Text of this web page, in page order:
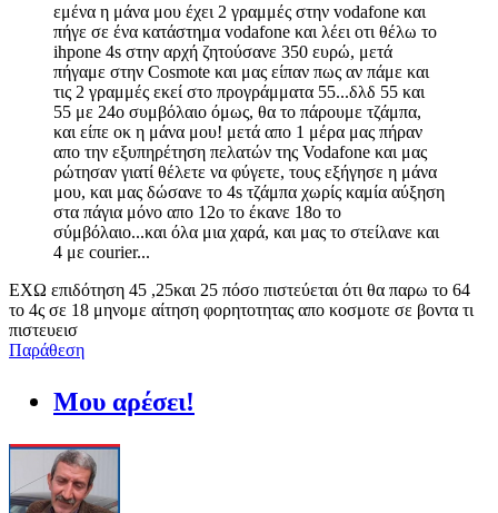
εμένα η μάνα μου έχει 2 γραμμές στην vodafone και
πήγε σε ένα κατάστημα vodafone και λέει οτι θέλω το
ihpone 4s στην αρχή ζητούσανε 350 ευρώ, μετά
πήγαμε στην Cosmote και μας είπαν πως αν πάμε και
τις 2 γραμμές εκεί στο προγράμματα 55...δλδ 55 και
55 με 24ο συμβόλαιο όμως, θα το πάρουμε τζάμπα,
και είπε οκ η μάνα μου! μετά απο 1 μέρα μας πήραν
απο την εξυπηρέτηση πελατών της Vodafone και μας
ρώτησαν γιατί θέλετε να φύγετε, τους εξήγησε η μάνα
μου, και μας δώσανε το 4s τζάμπα χωρίς καμία αύξηση
στα πάγια μόνο απο 12ο το έκανε 18ο το
σύμβόλαιο...και όλα μια χαρά, και μας το στείλανε και
4 με courier...
ΕΧΩ επιδότηση 45 ,25και 25 πόσο πιστεύεται ότι θα παρω το 64
το 4ς σε 18 μηνομε αίτηση φορητοτητας απο κοσμοτε σε βοντα τι
πιστευεισ
Παράθεση
Μου αρέσει!